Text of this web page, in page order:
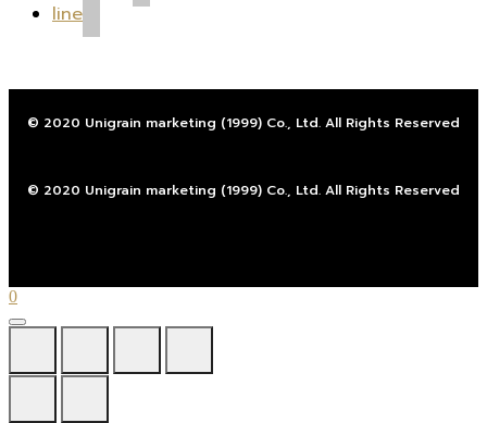
line
© 2020 Unigrain marketing (1999) Co., Ltd. All Rights Reserved
© 2020 Unigrain marketing (1999) Co., Ltd. All Rights Reserved
0